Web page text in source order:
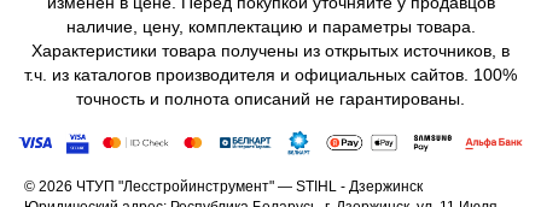
наличие, цену, комплектацию и параметры товара.
Характеристики товара получены из открытых источников, в
т.ч. из каталогов производителя и официальных сайтов. 100%
точность и полнота описаний не гарантированы.
© 2026 ЧТУП "Лесстройинструмент" — STIHL - Дзержинск